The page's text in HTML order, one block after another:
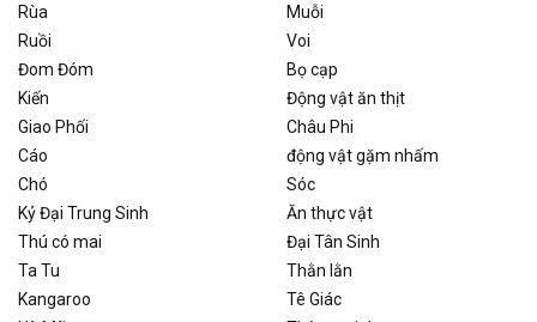
Rùa
Muỗi
Ruồi
Voi
Đom Đóm
Bọ cạp
Kiến
Động vật ăn thịt
Giao Phối
Châu Phi
Cáo
động vật gặm nhấm
Chó
Sóc
Kỷ Đại Trung Sinh
Ăn thực vật
Thú có mai
Đại Tân Sinh
Ta Tu
Thằn lằn
Kangaroo
Tê Giác